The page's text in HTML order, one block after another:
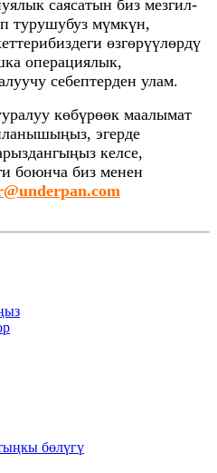
саясатын биз мезгил-
турушубуз мүмкүн,
өзгөрүүлөрдү
операциялык,
себептерден улам.
көбүрөөк маалымат
эгерде
келсе,
боюнча биз менен
бөлүгү